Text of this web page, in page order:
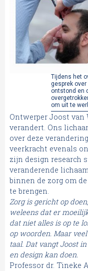
Tijdens het
gesprek
ontstond en
om uit te
Ontwerper Joost
verandert. Ons
over deze
veerkracht evenals
zijn design research
veranderende
binnen de zorg om
te brengen.
Zorg is gericht op
weleens dat er
dat niet alles is op te
op woorden. Maar
taal. Dat vangt Joost
en design kan doen.
Professor dr. Tineke